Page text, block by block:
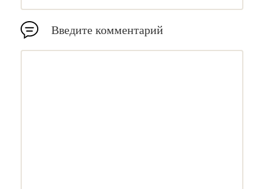
Введите комментарий